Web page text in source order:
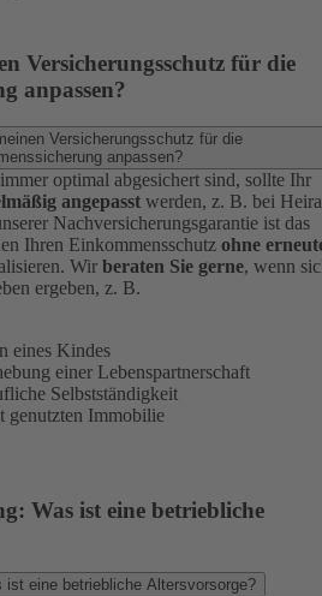
Versicherungsschutz für die
anpassen?
Versicherungsschutz für die
anpassen?
optimal abgesichert sind, sollte Ihr
angepasst werden, z. B. bei
Nachversicherungsgarantie ist das
Ihren Einkommensschutz ohne
Wir beraten Sie gerne, wenn
ergeben, z. B.
eines Kindes
einer Lebenspartnerschaft
Selbstständigkeit
genutzten Immobilie
Was ist eine betriebliche
ist eine betriebliche Altersvorsorge?